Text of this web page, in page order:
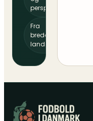
perspektiv
Fra
bredde til
landshold